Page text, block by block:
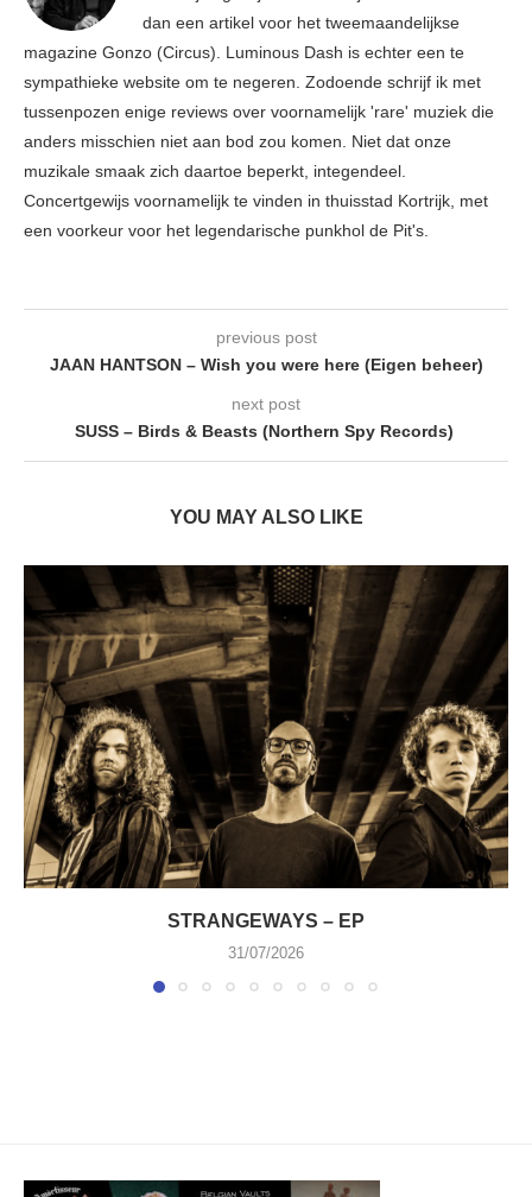
dan een artikel voor het tweemaandelijkse
magazine Gonzo (Circus). Luminous Dash is echter een te
sympathieke website om te negeren. Zodoende schrijf ik met
tussenpozen enige reviews over voornamelijk 'rare' muziek die
anders misschien niet aan bod zou komen. Niet dat onze
muzikale smaak zich daartoe beperkt, integendeel.
Concertgewijs voornamelijk te vinden in thuisstad Kortrijk, met
een voorkeur voor het legendarische punkhol de Pit's.
previous post
JAAN HANTSON – Wish you were here (Eigen beheer)
next post
SUSS – Birds & Beasts (Northern Spy Records)
YOU MAY ALSO LIKE
STRANGEWAYS – EP
31/07/2026